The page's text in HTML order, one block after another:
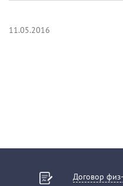
11.05.2016
Договор